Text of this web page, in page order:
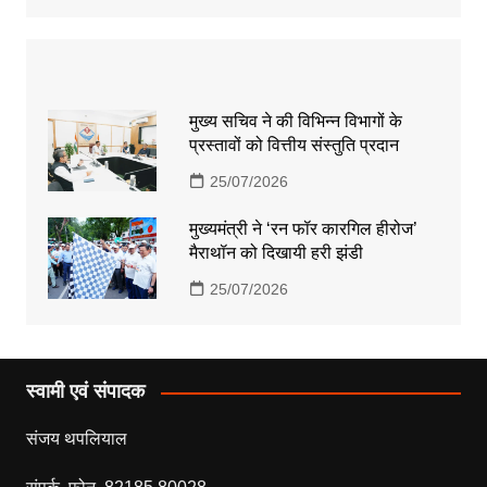
मुख्य सचिव ने की विभिन्न विभागों के
प्रस्तावों को वित्तीय संस्तुति प्रदान
25/07/2026
मुख्यमंत्री ने ‘रन फॉर कारगिल हीरोज’
मैराथॉन को दिखायी हरी झंडी
25/07/2026
स्वामी एवं संपादक
संजय थपलियाल